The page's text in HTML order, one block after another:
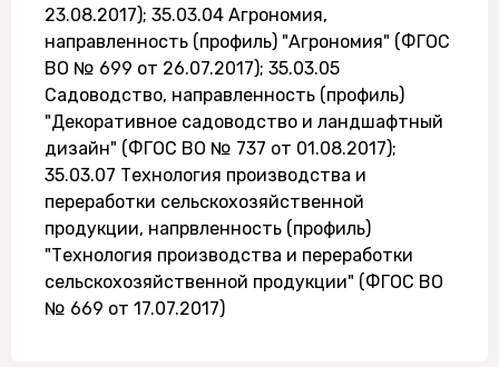
23.08.2017); 35.03.04 Агрономия,
направленность (профиль) "Агрономия" (ФГОС
ВО № 699 от 26.07.2017); 35.03.05
Садоводство, направленность (профиль)
"Декоративное садоводство и ландшафтный
дизайн" (ФГОС ВО № 737 от 01.08.2017);
35.03.07 Технология производства и
переработки сельскохозяйственной
продукции, напрвленность (профиль)
"Технология производства и переработки
сельскохозяйственной продукции" (ФГОС ВО
№ 669 от 17.07.2017)